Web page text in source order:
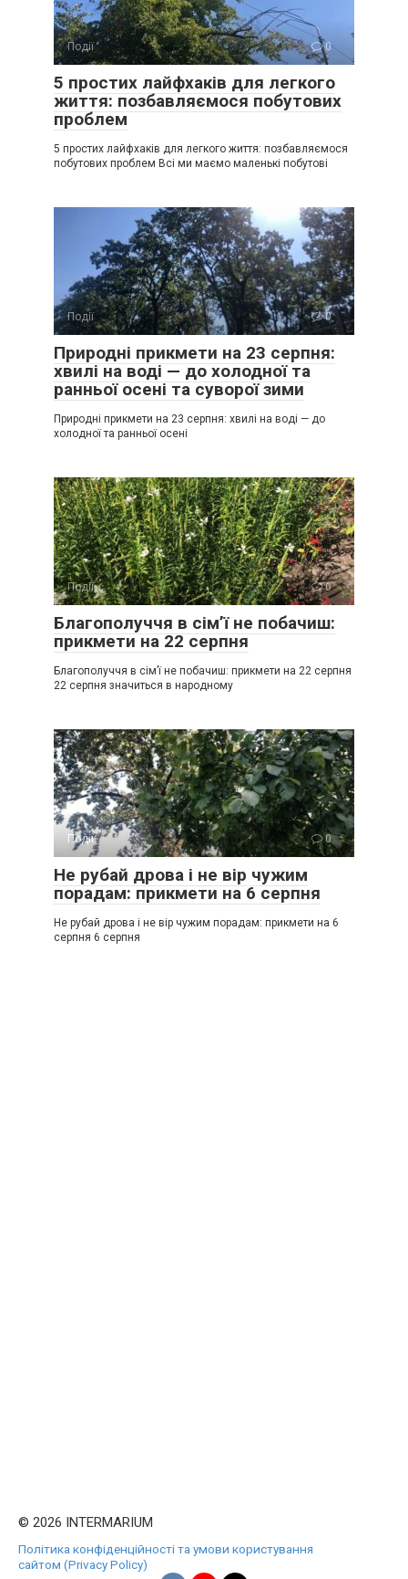
Події 0
5 простих лайфхаків для легкого
життя: позбавляємося побутових
проблем
5 простих лайфхаків для легкого життя: позбавляємося
побутових проблем Всі ми маємо маленькі побутові
Події 0
Природні прикмети на 23 серпня:
хвилі на воді — до холодної та
ранньої осені та суворої зими
Природні прикмети на 23 серпня: хвилі на воді — до
холодної та ранньої осені
Події 0
Благополуччя в сім’ї не побачиш:
прикмети на 22 серпня
Благополуччя в сім’ї не побачиш: прикмети на 22 серпня
22 серпня значиться в народному
Події 0
Не рубай дрова і не вір чужим
порадам: прикмети на 6 серпня
Не рубай дрова і не вір чужим порадам: прикмети на 6
серпня 6 серпня
© 2026 INTERMARIUM
Політика конфіденційності та умови користування
сайтом (Privacy Policy)